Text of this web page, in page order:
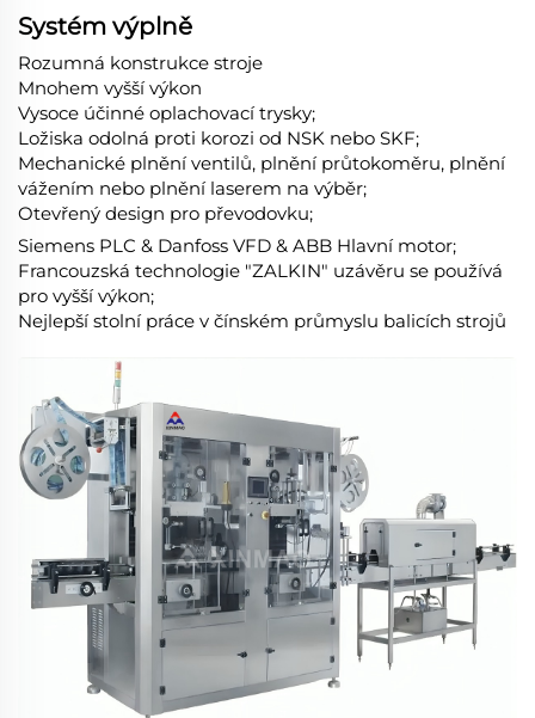
Systém výplně
Rozumná konstrukce stroje
Mnohem vyšší výkon
Vysoce účinné oplachovací trysky;
Ložiska odolná proti korozi od NSK nebo SKF;
Mechanické plnění ventilů, plnění průtokoměru, plnění
vážením nebo plnění laserem na výběr;
Otevřený design pro převodovku;
Siemens PLC & Danfoss VFD & ABB Hlavní motor;
Francouzská technologie "ZALKIN" uzávěru se používá
pro vyšší výkon;
Nejlepší stolní práce v čínském průmyslu balicích strojů